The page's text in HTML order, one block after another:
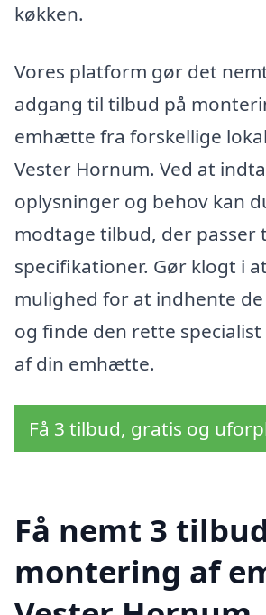
køkken.
Vores platform gør det
adgang til tilbud på
emhætte fra forskellige
Vester Hornum. Ved at
oplysninger og behov kan
modtage tilbud, der passer
specifikationer. Gør klogt i
mulighed for at indhente
og finde den rette
af din emhætte.
Få 3 tilbud, gratis og
Få nemt 3
montering af